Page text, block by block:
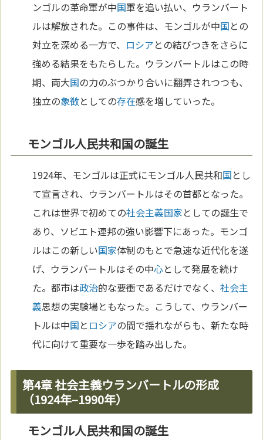
ンゴルの革命軍が中国軍を追い払い、ウランバート
ルは解放された。この事件は、モンゴルが中国との
対立を深める一方で、 ロシアとの結びつきをさらに
強める結果をもたらした。ウランバートルはこの時
期、両大国の力のぶつかり合いに翻弄されつつも、
独立の象徴としての存在感を増していった。
モンゴル人民共和国の誕生
1924年、モンゴルは正式にモンゴル人民共和国とし
て宣言され、ウランバートルはその首都となった。
これは世界で初めての社会主義国家としての誕生で
あり、ソビエト連邦の強い影響下にあった。モンゴ
ルはこの新しい国家体制のもとで急速な近代化を遂
げ、ウランバートルはその中心として発展を続け
た。都市は政治的な要衝であるだけでなく、社会主
義思想の実験場ともなった。こうして、ウランバー
トルは中国と ロシアの間で揺れながらも、新たな時
代に向けて重要な一歩を踏み出した。
第4章 社会主義ウランバートルの形成
（1924年–1990年）
モンゴル人民共和国の誕生